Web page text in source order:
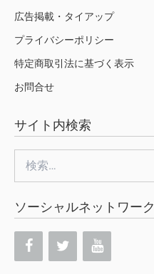
広告掲載・タイアップ
プライバシーポリシー
特定商取引法に基づく表示
お問合せ
サイト内検索
索:
ソーシャルネットワーク